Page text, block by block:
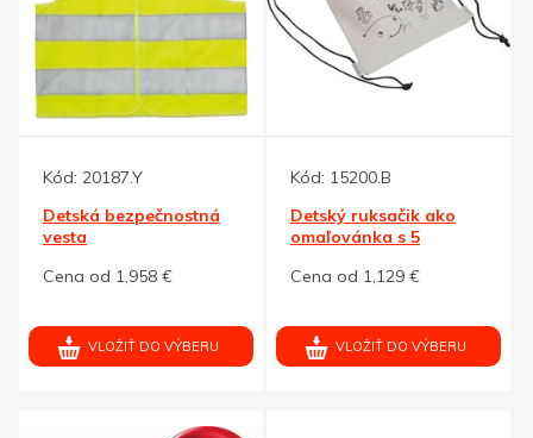
Kód: 20187.Y
Detská bezpečnostná
vesta
Cena od 1,958 €
VLOŽIŤ DO VÝBERU
Kód: 15200.B
Detský ruksačik ako
omaľovánka s 5
Cena od 1,129 €
VLOŽIŤ DO VÝBERU